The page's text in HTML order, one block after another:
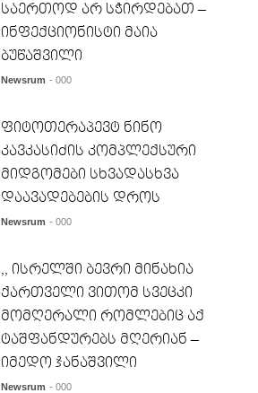
საერთოდ არ სჭირდებათ –
ინფექციონისტი მაია
ბუწაშვილი
Newsrum - 000
ფიტოთერაპევტ ნინო
კავკასიძის კომპლექსური
მიდგომები სხვადასხვა
დაავადებების დროს
Newsrum - 000
,, ისრელში ბევრი მინახია
ქართველი ვითომ სვეცკი
მომღერალი რომლებიც აქ
ტაშფანდურებს მღერიან –
იმედო ჯანაშვილი
Newsrum - 000